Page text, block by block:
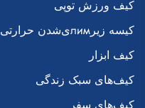
کیف ورزش توپی
کیسه زیرлимی‌شدن حرارتی
کیف ابزار
کیف‌های سبک زندگی
کیف‌های سفر